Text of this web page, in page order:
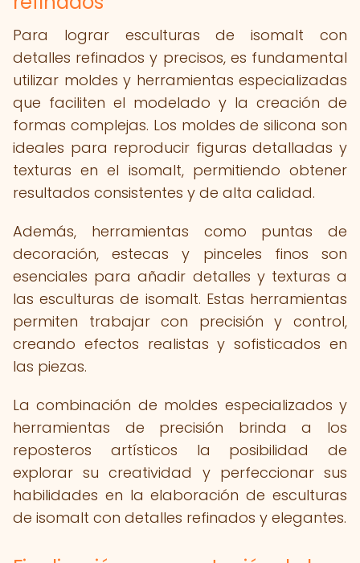
Para lograr esculturas de isomalt con
detalles refinados y precisos, es fundamental
utilizar moldes y herramientas especializadas
que faciliten el modelado y la creación de
formas complejas. Los moldes de silicona son
ideales para reproducir figuras detalladas y
texturas en el isomalt, permitiendo obtener
resultados consistentes y de alta calidad.
Además, herramientas como puntas de
decoración, estecas y pinceles finos son
esenciales para añadir detalles y texturas a
las esculturas de isomalt. Estas herramientas
permiten trabajar con precisión y control,
creando efectos realistas y sofisticados en
las piezas.
La combinación de moldes especializados y
herramientas de precisión brinda a los
reposteros artísticos la posibilidad de
explorar su creatividad y perfeccionar sus
habilidades en la elaboración de esculturas
de isomalt con detalles refinados y elegantes.